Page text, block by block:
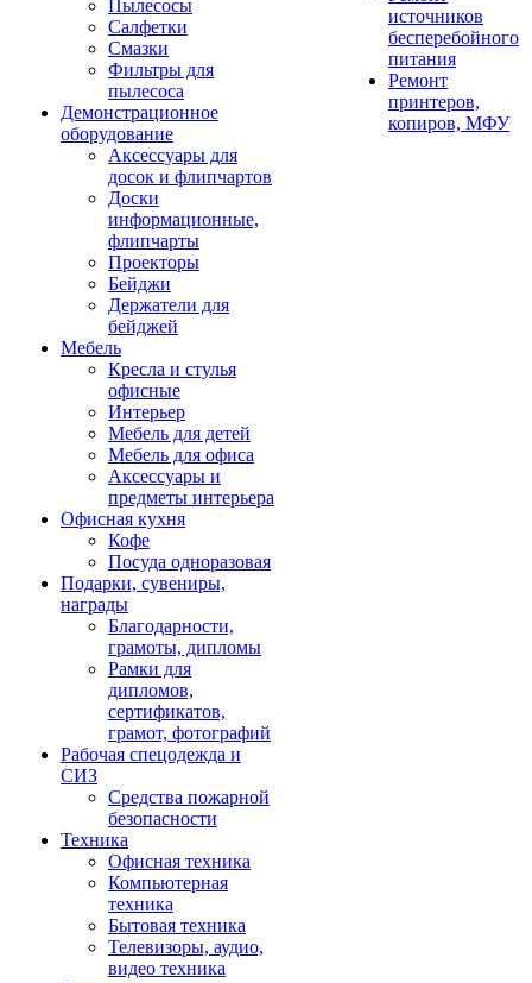
Пылесосы
Салфетки
Смазки
Фильтры для
пылесоса
Демонстрационное
оборудование
Аксессуары для
досок и флипчартов
Доски
информационные,
флипчарты
Проекторы
Бейджи
Держатели для
бейджей
Мебель
Кресла и стулья
офисные
Интерьер
Мебель для детей
Мебель для офиса
Аксессуары и
предметы интерьера
Офисная кухня
Кофе
Посуда одноразовая
Подарки, сувениры,
награды
Благодарности,
грамоты, дипломы
Рамки для
дипломов,
сертификатов,
грамот, фотографий
Рабочая спецодежда и
СИЗ
Средства пожарной
безопасности
Техника
Офисная техника
Компьютерная
техника
Бытовая техника
Телевизоры, аудио,
видео техника
источников
бесперебойного
питания
Ремонт
принтеров,
копиров, МФУ